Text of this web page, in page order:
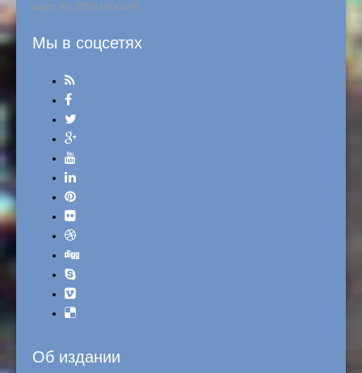
март 30, 2026 Hits:418
Мы в соцсетях
Об издании